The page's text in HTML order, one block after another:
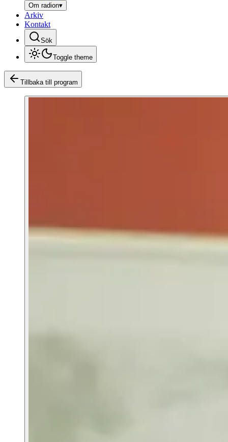
Om radion▾
Arkiv
Kontakt
Sök
Toggle theme
Tillbaka till program